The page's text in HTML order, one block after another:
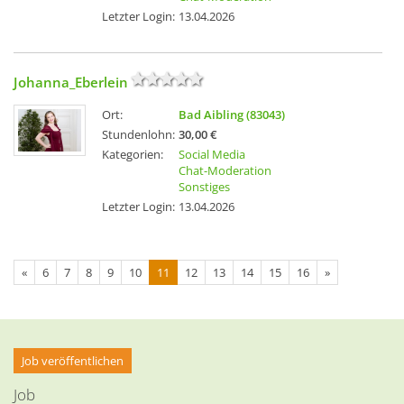
Letzter Login: 13.04.2026
Johanna_Eberlein
Ort:
Bad Aibling (83043)
Stundenlohn: 30,00 €
Kategorien:
Social Media
Chat-Moderation
Sonstiges
Letzter Login: 13.04.2026
« 6 7 8 9 10 11 12 13 14 15 16 »
Job veröffentlichen
Job